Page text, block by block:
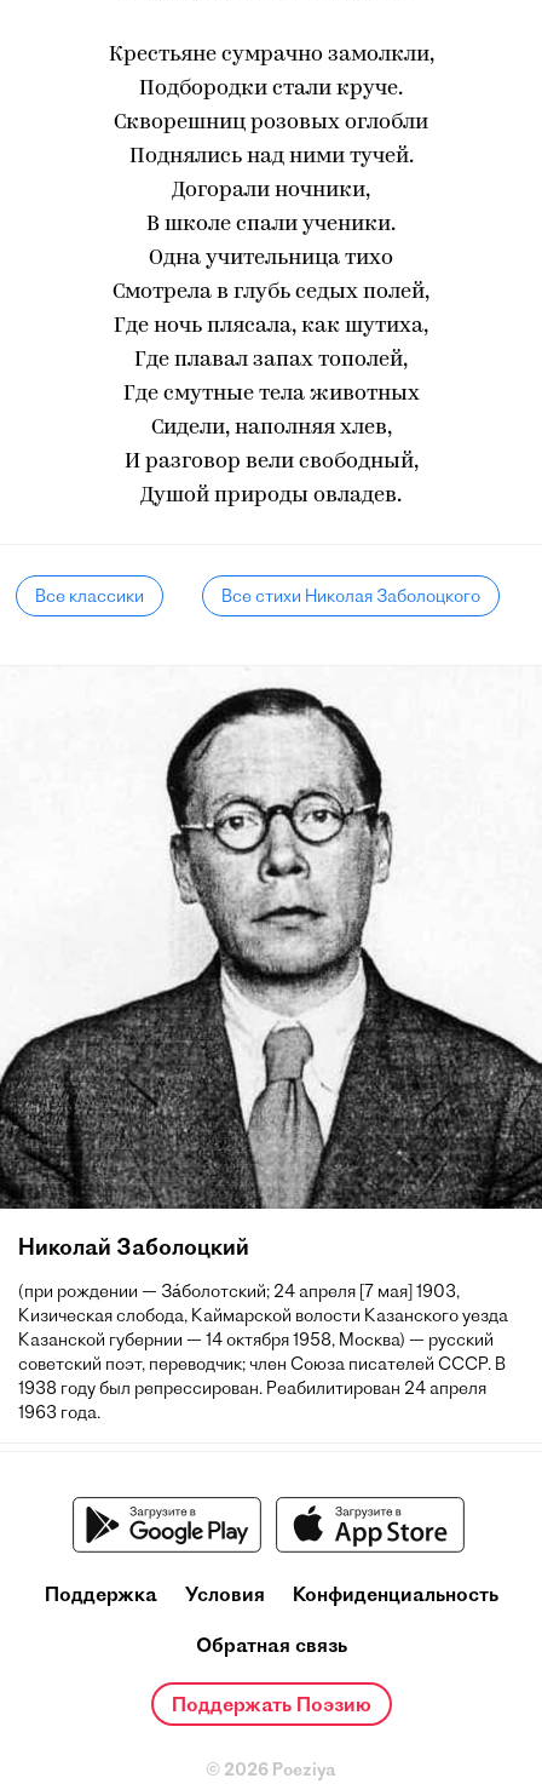
Крестьяне сумрачно замолкли,
Подбородки стали круче.
Скворешниц розовых оглобли
Поднялись над ними тучей.
Догорали ночники,
В школе спали ученики.
Одна учительница тихо
Смотрела в глубь седых полей,
Где ночь плясала, как шутиха,
Где плавал запах тополей,
Где смутные тела животных
Сидели, наполняя хлев,
И разговор вели свободный,
Душой природы овладев.
Все классики Все стихи Николая Заболоцкого
Николай Заболоцкий
(при рождении — За́болотский; 24 апреля [7 мая] 1903,
Кизическая слобода, Каймарской волости Казанского уезда
Казанской губернии — 14 октября 1958, Москва) — русский
советский поэт, переводчик; член Союза писателей СССР. В
1938 году был репрессирован. Реабилитирован 24 апреля
1963 года.
Поддержка Условия Конфиденциальность
Обратная связь
Поддержать Поэзию
© 2026 Poeziya